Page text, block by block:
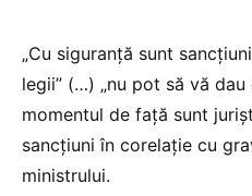
„Cu siguranță sunt
legii” (…) „nu pot să vă
momentul de față sunt
sancțiuni în corelație cu
ministrului.